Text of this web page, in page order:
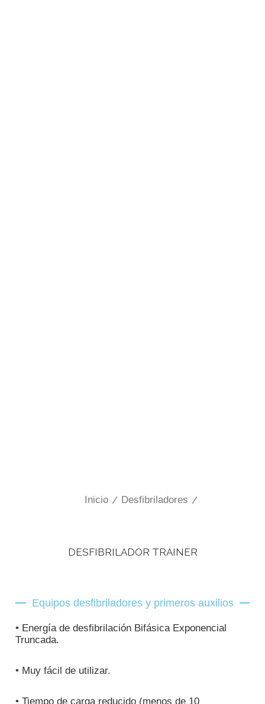
Inicio / Desfibriladores /
DESFIBRILADOR TRAINER
Equipos desfibriladores y primeros auxilios
• Energía de desfibrilación Bifásica Exponencial
Truncada.
• Muy fácil de utilizar.
• Tiempo de carga reducido (menos de 10